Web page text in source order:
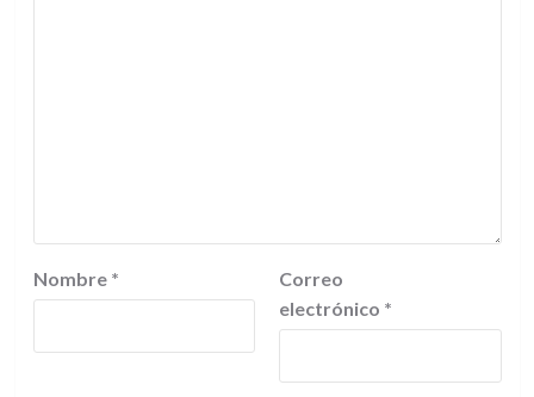
Nombre *
Correo
electrónico *